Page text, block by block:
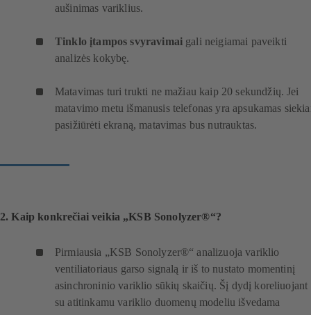
aušinimas variklius.
Tinklo įtampos svyravimai gali neigiamai paveikti
analizės kokybę.
Matavimas turi trukti ne mažiau kaip 20 sekundžių. Jei
matavimo metu išmanusis telefonas yra apsukamas
pasižiūrėti ekraną, matavimas bus nutrauktas.
2. Kaip konkrečiai veikia „KSB Sonolyzer®“?
Pirmiausia „KSB Sonolyzer®“ analizuoja variklio
ventiliatoriaus garso signalą ir iš to nustato momentinį
asinchroninio variklio sūkių skaičių. Šį dydį koreliuojant
su atitinkamu variklio duomenų modeliu išvedama